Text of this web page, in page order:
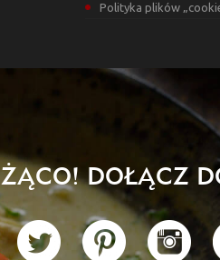
Polityka plików
DOŁĄCZ